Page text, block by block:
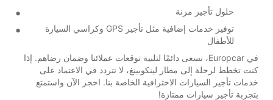
حلول تأجير مرنة
توفير خدمات إضافية مثل تأجير GPS وكراسي السيارة
للأطفال
في Europcar، نسعى دائمًا لتلبية توقعات عملائنا وضمان رضاهم. إذا
كنت تخطط لرحلة إلى مطار لينكوبينغ، لا تتردد في الاعتماد على
خدمات تأجير السيارات الاحترافية الخاصة بنا. احجز الآن واستمتع
بتجربة تأجير سيارات ممتازة!